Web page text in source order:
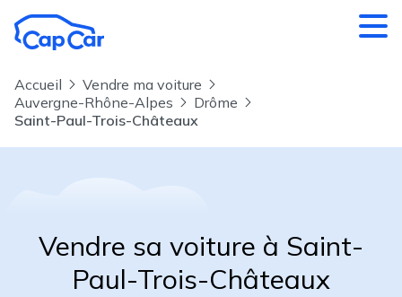
Accueil
Vendre ma voiture
Auvergne-Rhône-Alpes
Drôme
Saint-Paul-Trois-Châteaux
Vendre sa voiture à Saint-
Paul-Trois-Châteaux